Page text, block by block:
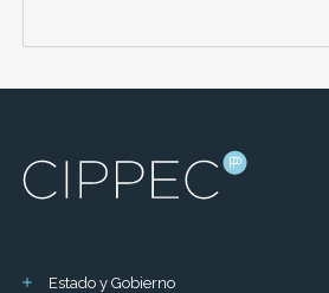
Estado y Gobierno